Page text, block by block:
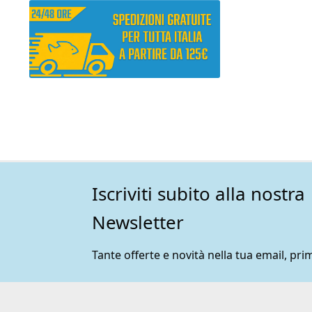
Iscriviti subito alla nostra
Newsletter
Tante offerte e novità nella tua email,